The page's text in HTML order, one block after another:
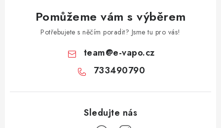
Pomůžeme vám s výběrem
Potřebujete s něčím poradit? Jsme tu pro vás!
team@e-vapo.cz
733490790